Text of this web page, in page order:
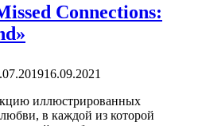
Connections:
16.09.2021
иллюстрированных
в каждой из которой